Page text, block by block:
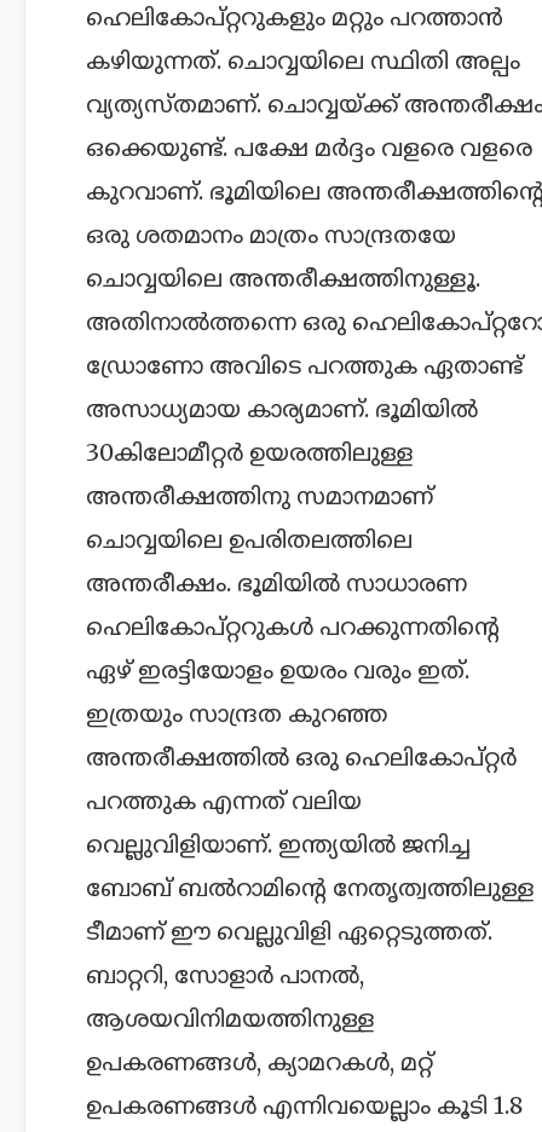
ഹെലികോപ്റ്ററുകളും മറ്റും പറത്താൻ
കഴിയുന്നത്. ചൊവ്വയിലെ സ്ഥിതി അല്പം
വ്യത്യസ്തമാണ്. ചൊവ്വയ്ക്ക്
ഒക്കെയുണ്ട്. പക്ഷേ മർദ്ദം വളരെ വളരെ
കുറവാണ്. ഭൂമിയിലെ
ഒരു ശതമാനം മാത്രം സാന്ദ്രതയേ
ചൊവ്വയിലെ അന്തരീക്ഷത്തിനുള്ളൂ.
അതിനാൽത്തന്നെ ഒരു
ഡ്രോണോ അവിടെ പറത്തുക ഏതാണ്ട്
അസാധ്യമായ കാര്യമാണ്. ഭൂമിയിൽ
30കിലോമീറ്റർ ഉയരത്തിലുള്ള
അന്തരീക്ഷത്തിനു സമാനമാണ്
ചൊവ്വയിലെ ഉപരിതലത്തിലെ
അന്തരീക്ഷം. ഭൂമിയിൽ സാധാരണ
ഹെലികോപ്റ്ററുകൾ പറക്കുന്നതിന്റെ
ഏഴ് ഇരട്ടിയോളം ഉയരം വരും ഇത്.
ഇത്രയും സാന്ദ്രത കുറഞ്ഞ
അന്തരീക്ഷത്തിൽ ഒരു ഹെലികോപ്റ്റർ
പറത്തുക എന്നത് വലിയ
വെല്ലുവിളിയാണ്. ഇന്ത്യയിൽ ജനിച്ച
ബോബ് ബൽറാമിന്റെ നേതൃത്വത്തിലുള്ള
ടീമാണ് ഈ വെല്ലുവിളി ഏറ്റെടുത്തത്.
ബാറ്ററി, സോളാർ പാനൽ,
ആശയവിനിമയത്തിനുള്ള
ഉപകരണങ്ങൾ, ക്യാമറകൾ, മറ്റ്
ഉപകരണങ്ങൾ എന്നിവയെല്ലാം കൂടി 1.8